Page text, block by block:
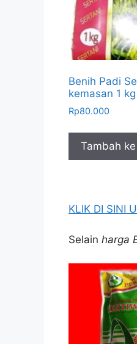
Benih Padi
kemasan 1 kg
Rp80.000
Tambah
KLIK DI SINI
Selain harga